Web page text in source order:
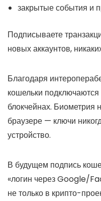
закрытые события и
Подписываете
новых аккаунтов,
Благодаря
кошельки
блокчейнах. Биометрия
браузере — ключи
устройство.
В будущем подпись
«логин через Google/
не только в крипто-